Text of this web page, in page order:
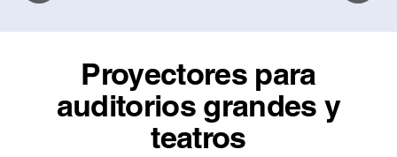
Proyectores para
auditorios grandes y
teatros